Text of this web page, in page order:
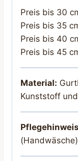
Preis bis 30
Preis bis 35
Preis bis 40
Preis bis 45
Material:
Kunststoff
(Handwäsche)